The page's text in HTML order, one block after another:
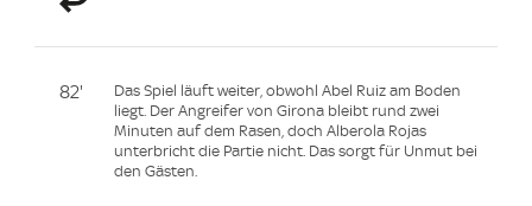
82'
Das Spiel läuft weiter, obwohl Abel Ruiz am Boden
liegt. Der Angreifer von Girona bleibt rund zwei
Minuten auf dem Rasen, doch Alberola Rojas
unterbricht die Partie nicht. Das sorgt für Unmut bei
den Gästen.